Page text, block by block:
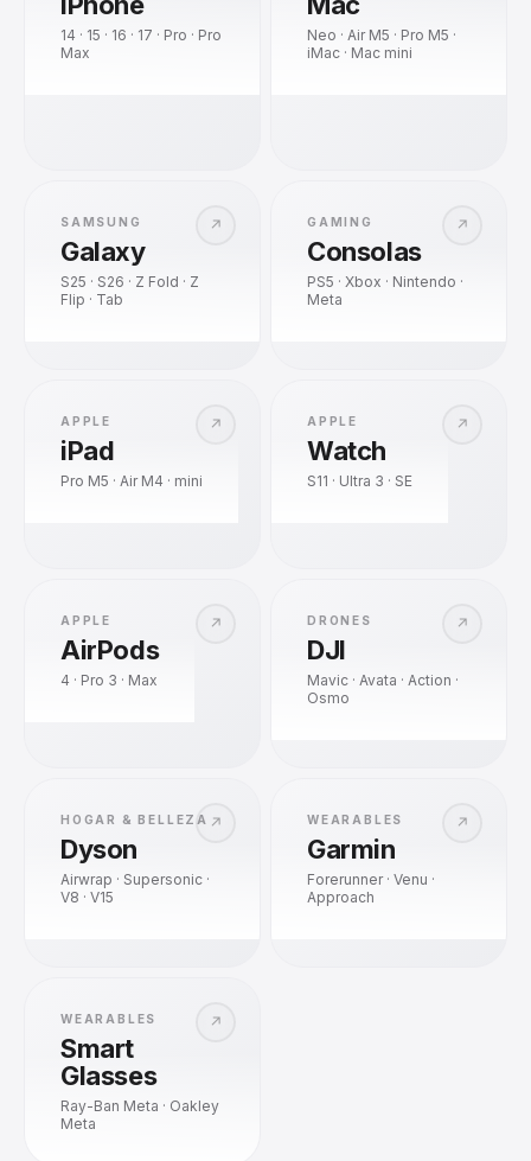
14 · 15 · 16 · 17 · Pro · Pro
Max
Neo · Air M5 · Pro M5 ·
iMac · Mac mini
↗
SAMSUNG
Galaxy
S25 · S26 · Z Fold · Z
Flip · Tab
↗
GAMING
Consolas
PS5 · Xbox · Nintendo ·
Meta
↗
APPLE
iPad
Pro M5 · Air M4 · mini
↗
APPLE
Watch
S11 · Ultra 3 · SE
↗
APPLE
AirPods
4 · Pro 3 · Max
↗
DRONES
DJI
Mavic · Avata · Action ·
Osmo
↗
HOGAR & BELLEZA
Dyson
Airwrap · Supersonic ·
V8 · V15
↗
WEARABLES
Garmin
Forerunner · Venu ·
Approach
↗
WEARABLES
Smart
Glasses
Ray-Ban Meta · Oakley
Meta